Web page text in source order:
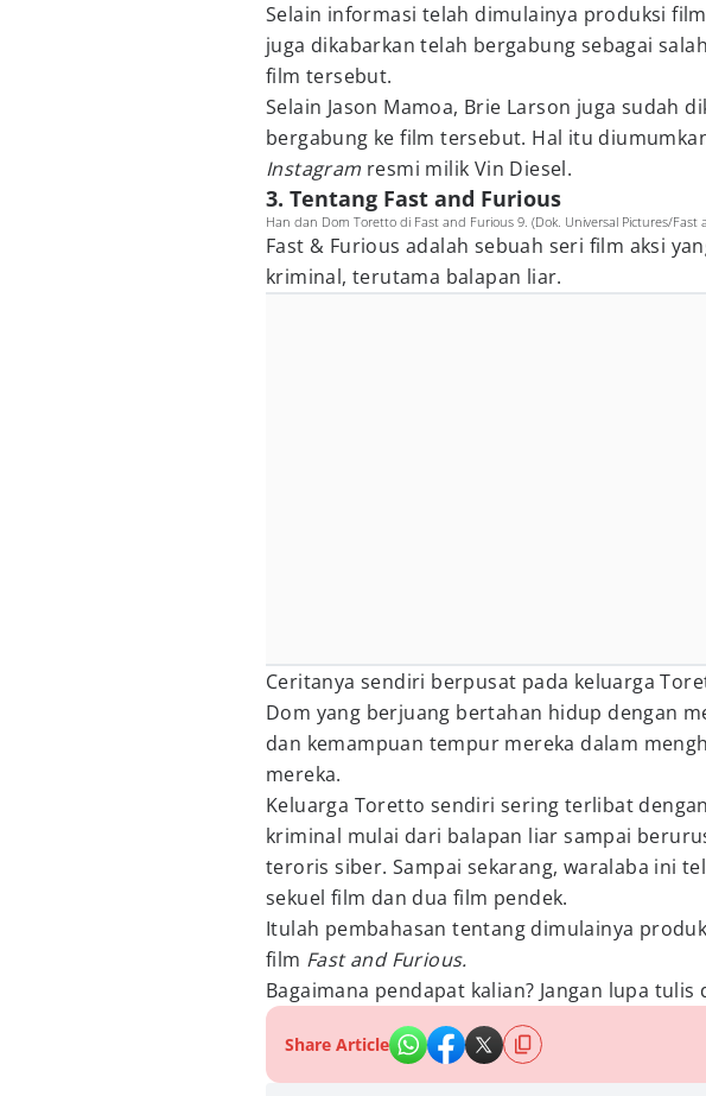
Selain informasi telah dimulainya produksi film
juga dikabarkan telah bergabung sebagai
film tersebut.
Selain Jason Mamoa, Brie Larson juga sudah
bergabung ke film tersebut. Hal itu
Instagram resmi milik Vin Diesel.
3. Tentang Fast and Furious
Han dan Dom Toretto di Fast and Furious 9. (Dok. Universal Pictures/Fast
Fast & Furious adalah sebuah seri film aksi
kriminal, terutama balapan liar.
Ceritanya sendiri berpusat pada keluarga
Dom yang berjuang bertahan hidup dengan
dan kemampuan tempur mereka dalam
mereka.
Keluarga Toretto sendiri sering terlibat
kriminal mulai dari balapan liar sampai
teroris siber. Sampai sekarang, waralaba ini
sekuel film dan dua film pendek.
Itulah pembahasan tentang dimulainya
film Fast and Furious.
Bagaimana pendapat kalian? Jangan lupa
Share Article